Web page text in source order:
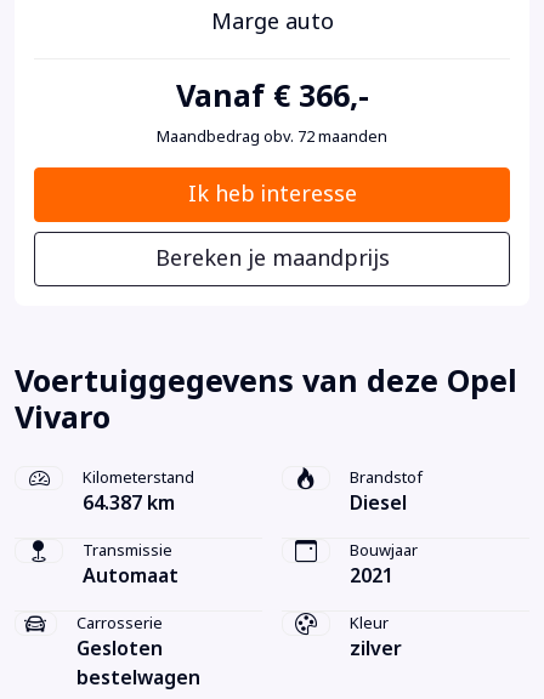
Marge auto
Vanaf € 366,-
Maandbedrag obv. 72 maanden
Ik heb interesse
Bereken je maandprijs
Voertuiggegevens van deze Opel
Vivaro
Kilometerstand
64.387 km
Brandstof
Diesel
Transmissie
Automaat
Bouwjaar
2021
Carrosserie
Gesloten
bestelwagen
Kleur
zilver